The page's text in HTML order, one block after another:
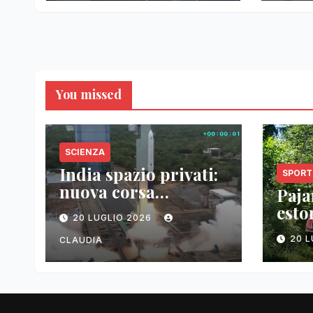
You missed
SCIENZA
India spazio privati:
nuova corsa
tecnologica
20 LUGLIO 2026
CLAUDIA
SPORT
20